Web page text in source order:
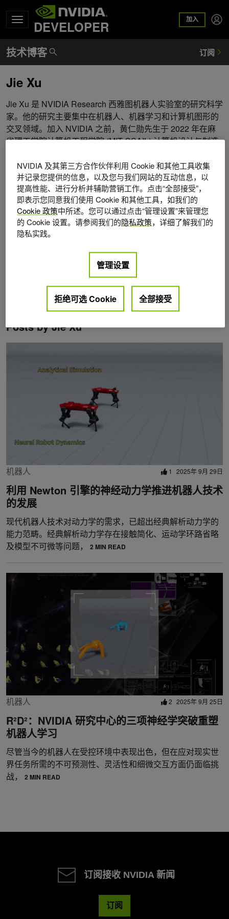
DEVELOPER 加入
Jie Xu
Jie Xu 是 NVIDIA Research 西雅图机器人实验室的研究科学
家。他的研究主要集中在机器人、机器学习和计算机图形的
交叉领域。加入 NVIDIA 之前，黄仁勋先生于 2022 年在麻
省理工学院计算机工程学院 (MIT CSAIL) 计算机设计与制造
的成绩获得清华大学计算机科学与技术系学士学位。
Posts by Jie Xu
机器人 1 2025年 9月 29日
利用 Newton 引擎的神经动力学推进机器人技术
的发展
现代机器人技术对动力学的需求，已超出经典解析动力学的
能力范畴。经典解析动力学存在接触简化、运动学环路省略
及模型不可微等问题，
2 MIN READ
机器人 2 2025年 9月 25日
R²D²：NVIDIA 研究中心的三项神经学突破重塑
机器人学习
尽管当今的机器人在受控环境中表现出色，但在应对现实世
界任务所需的不可预测性、灵活性和细微交互方面仍面临挑
战，
2 MIN READ
订阅接收 NVIDIA 新闻
订阅
NVIDIA 及其第三方合作伙伴利用 Cookie 和其他工具收集
并记录您提供的信息，以及您与我们网站的互动信息，以
提高性能、进行分析并辅助营销工作。点击“全部接受”，
即表示您同意我们使用 Cookie 和其他工具，如我们的
Cookie 政策中所述。您可以通过点击“管理设置”来管理您
的 Cookie 设置。请参阅我们的隐私政策，详细了解我们的
隐私实践。
管理设置
拒绝可选 Cookie 全部接受